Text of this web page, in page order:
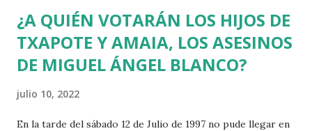
¿A QUIÉN VOTARÁN LOS HIJOS DE
TXAPOTE Y AMAIA, LOS ASESINOS
DE MIGUEL ÁNGEL BLANCO?
julio 10, 2022
En la tarde del sábado 12 de Julio de 1997 no pude llegar en